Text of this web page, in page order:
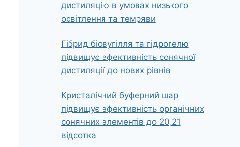
дистиляцію в умовах низького
освітлення та темряви
Гібрид біовугілля та гідрогелю
підвищує ефективність сонячної
дистиляції до нових рівнів
Кристалічний буферний шар
підвищує ефективність органічних
сонячних елементів до 20,21
відсотка